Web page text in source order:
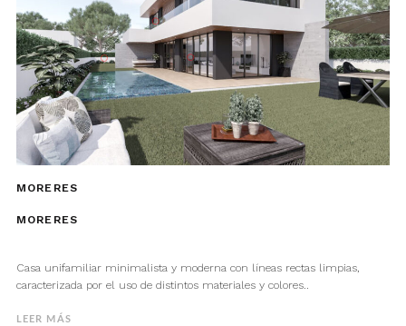
MORERES
MORERES
Casa unifamiliar minimalista y moderna con líneas rectas limpias,
caracterizada por el uso de distintos materiales y colores..
LEER MÁS